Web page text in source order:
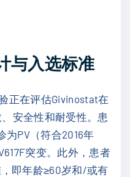
与入选标准
正在评估Givinostat在
安全性和耐受性。患
为PV（符合2016年
突变。此外，患者
即年龄≥60岁和/或有